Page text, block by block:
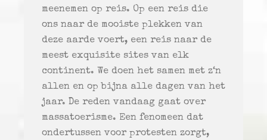
meenemen op reis. Op een reis die
ons naar de mooiste plekken van
deze aarde voert, een reis naar de
meest exquisite sites van elk
continent. We doen het samen met z‘n
allen en op bijna alle dagen van het
jaar. De reden vandaag gaat over
massatoerisme. Een fenomeen dat
ondertussen voor protesten zorgt,